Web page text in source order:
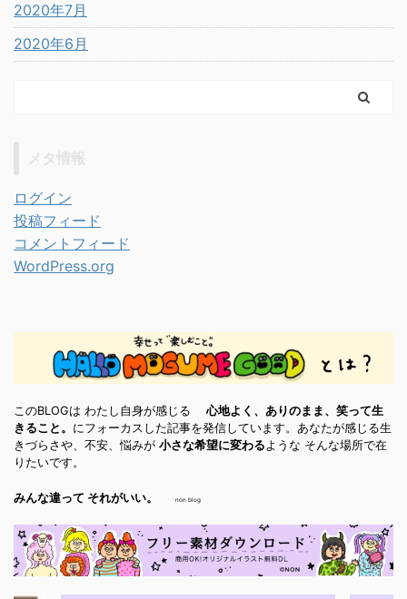
2020年7月
2020年6月
ログイン
投稿フィード
コメントフィード
WordPress.org
このBLOGは わたし自身が感じる心地よく、ありのまま、笑って生
きること。 にフォーカスした記事を発信しています。あなたが感じる生
きづらさや、不安、悩みが 小さな希望に変わる ような そんな場所で在
りたいです。
みんな違って それがいい。 non blog